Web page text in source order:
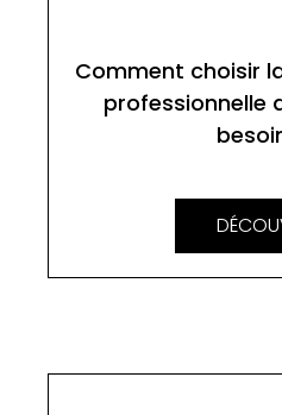
Comment choisir
professionnelle